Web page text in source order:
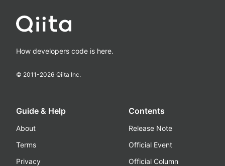
How developers code is here.
© 2011-2026 Qiita Inc.
Guide & Help
About
Terms
Privacy
Contents
Release Note
Official Event
Official Column